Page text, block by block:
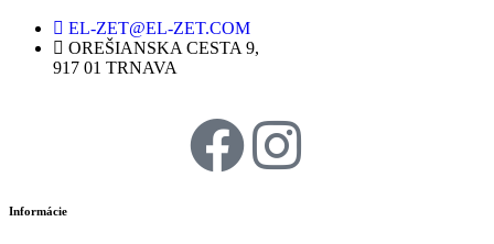
EL-ZET@EL-ZET.COM
OREŠIANSKA CESTA 9,
917 01 TRNAVA
Informácie